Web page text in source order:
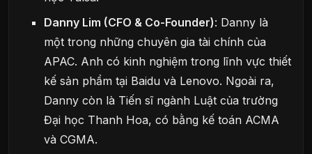
Danny Lim (CFO & Co-Founder): Danny là
một trong những chuyên gia tài chính của
APAC. Anh có kinh nghiệm trong lĩnh vực thiết
kế sản phẩm tại Baidu và Lenovo. Ngoài ra,
Danny còn là Tiến sĩ ngành Luật của trường
Đại học Thanh Hoa, có bằng kế toán ACMA
và CGMA.